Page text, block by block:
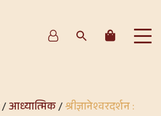
/आध्यात्मिक/श्रीज्ञानेश्वरदर्शन :